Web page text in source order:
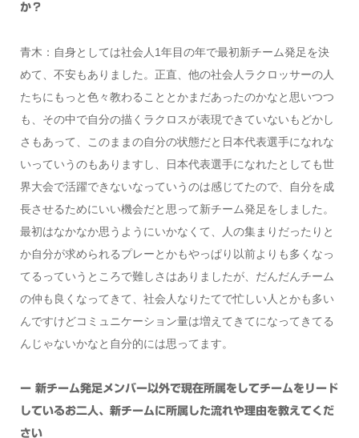
か？
青木：自身としては社会人1年目の年で最初新チーム発足を決
めて、不安もありました。正直、他の社会人ラクロッサーの人
たちにもっと色々教わることとかまだあったのかなと思いつつ
も、その中で自分の描くラクロスが表現できていないもどかし
さもあって、このままの自分の状態だと日本代表選手になれな
いっていうのもありますし、日本代表選手になれたとしても世
界大会で活躍できないなっていうのは感じてたので、自分を成
長させるためにいい機会だと思って新チーム発足をしました。
最初はなかなか思うようにいかなくて、人の集まりだったりと
か自分が求められるプレーとかもやっぱり以前よりも多くなっ
てるっていうところで難しさはありましたが、だんだんチーム
の仲も良くなってきて、社会人なりたてで忙しい人とかも多い
んですけどコミュニケーション量は増えてきてになってきてる
んじゃないかなと自分的には思ってます。
ー 新チーム発足メンバー以外で現在所属をしてチームをリード
しているお二人、新チームに所属した流れや理由を教えてくだ
さい